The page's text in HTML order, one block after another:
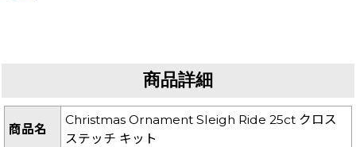
商品詳細
商品名
Christmas Ornament Sleigh Ride 25ct クロス
ステッチ キット